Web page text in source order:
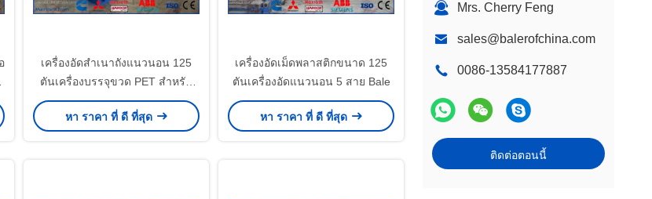
Mrs. Cherry Feng
sales@balerofchina.com
0086-13584177887
ติดต่อตอนนี้
เครื่องอัดสำเนาถังแนวนอน 125
ตันเครื่องบรรจุขวด PET สำหรับ
ขวดพลาสติกและกล่อง
หา ราคา ที่ ดี ที่สุด
เครื่องอัดเม็ดพลาสติกขนาด 125
ตันเครื่องอัดแนวนอน 5 สาย Bale
หา ราคา ที่ ดี ที่สุด